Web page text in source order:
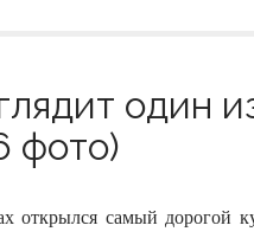
один
фото)
открылся самый дорогой